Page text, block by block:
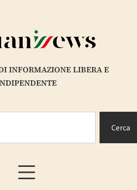
INFORMAZIONE LIBERA E
Cerca